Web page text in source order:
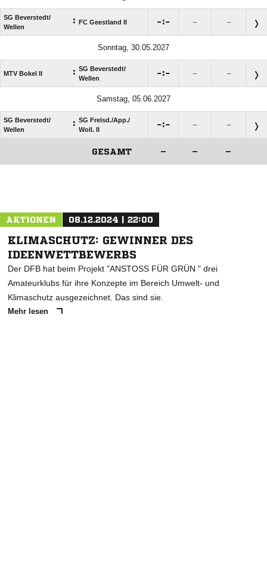
SG Beverstedt/​
Wellen
: FC Geestland II : – –
Sonntag, 30.05.2027
MTV Bokel II : SG Beverstedt/​
Wellen
: – –
Samstag, 05.06.2027
SG Beverstedt/​
Wellen
: SG Frelsd./​App./​
Woll. II
: – –
GESAMT – – –
AKTIONEN 08.12.2024 | 22:00
KLIMASCHUTZ: GEWINNER DES
IDEENWETTBEWERBS
Der DFB hat beim Projekt "ANSTOSS FÜR GRÜN " drei
Amateurklubs für ihre Konzepte im Bereich Umwelt- und
Klimaschutz ausgezeichnet. Das sind sie.
Mehr lesen